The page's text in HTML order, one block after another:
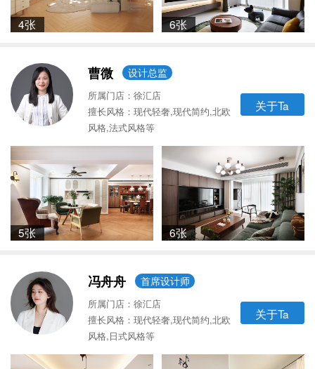
4张 6张
曹微 设计总监
所属门店：徐汇店
擅长风格：现代轻奢,现代简约,北欧
风格,法式风格等
关于Ta
5张 6张
冯舟舟 首席设计师
所属门店：徐汇店
擅长风格：现代轻奢,现代简约,北欧
风格,日式风格等
关于Ta